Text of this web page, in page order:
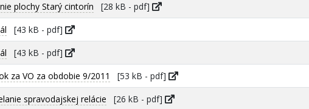
plochy Starý cintorín [28 kB - pdf]
[43 kB - pdf]
[43 kB - pdf]
za VO za obdobie 9/2011
[53 kB - pdf]
spravodajskej relácie [26 kB - pdf]